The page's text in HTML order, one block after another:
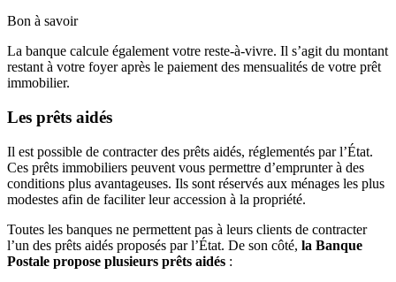
Bon à savoir
La banque calcule également votre reste-à-vivre. Il s’agit du montant
restant à votre foyer après le paiement des mensualités de votre prêt
immobilier.
Les prêts aidés
Il est possible de contracter des prêts aidés, réglementés par l’État.
Ces prêts immobiliers peuvent vous permettre d’emprunter à des
conditions plus avantageuses. Ils sont réservés aux ménages les plus
modestes afin de faciliter leur accession à la propriété.
Toutes les banques ne permettent pas à leurs clients de contracter
l’un des prêts aidés proposés par l’État. De son côté, la Banque
Postale propose plusieurs prêts aidés :